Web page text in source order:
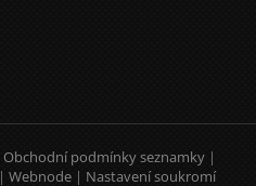
Obchodní podmínky seznamky |
| Webnode | Nastavení soukromí